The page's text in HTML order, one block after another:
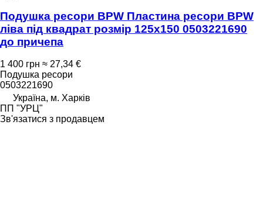
Подушка ресори BPW Пластина ресори BPW
ліва під квадрат розмір 125х150 0503221690
до причепа
1 400 грн ≈ 27,34 €
Подушка ресори
0503221690
Україна, м. Харків
ПП "УРЦ"
Зв'язатися з продавцем